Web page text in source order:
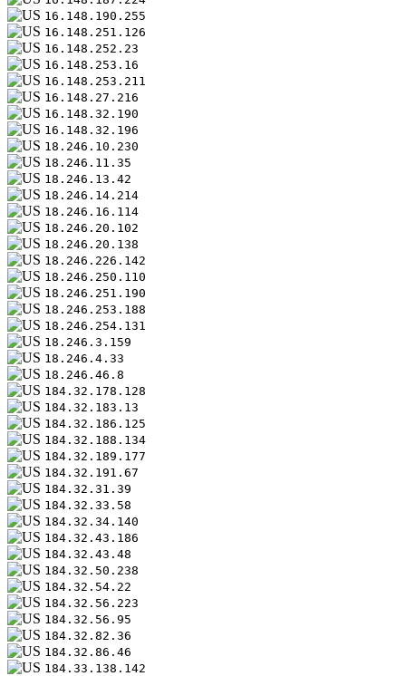
16.148.190.255
16.148.251.126
16.148.252.23
16.148.253.16
16.148.253.211
16.148.27.216
16.148.32.190
16.148.32.196
18.246.10.230
18.246.11.35
18.246.13.42
18.246.14.214
18.246.16.114
18.246.20.102
18.246.20.138
18.246.226.142
18.246.250.110
18.246.251.190
18.246.253.188
18.246.254.131
18.246.3.159
18.246.4.33
18.246.46.8
184.32.178.128
184.32.183.13
184.32.186.125
184.32.188.134
184.32.189.177
184.32.191.67
184.32.31.39
184.32.33.58
184.32.34.140
184.32.43.186
184.32.43.48
184.32.50.238
184.32.54.22
184.32.56.223
184.32.56.95
184.32.82.36
184.32.86.46
184.33.138.142